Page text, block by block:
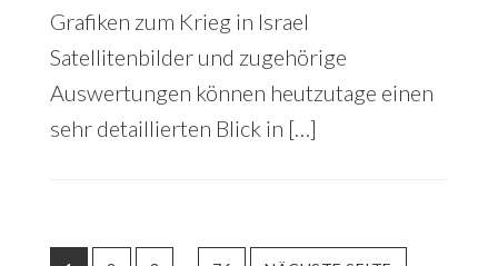
Grafiken zum Krieg in Israel
Satellitenbilder und zugehörige
Auswertungen können heutzutage einen
sehr detaillierten Blick in […]